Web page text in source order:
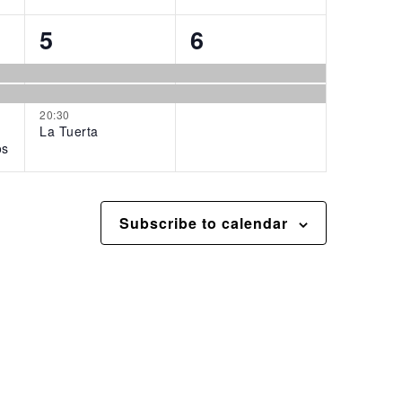
3
events,
5
20:30
La Tuerta
2
events,
6
Subscribe to calendar